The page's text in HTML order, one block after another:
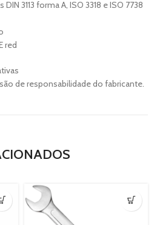
3113 forma A, ISO 3318 e ISO 7738
red
de responsabilidade do fabricante.